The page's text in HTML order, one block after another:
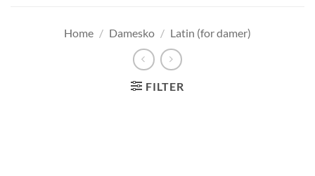
Home / Damesko / Latin (for damer)
FILTER